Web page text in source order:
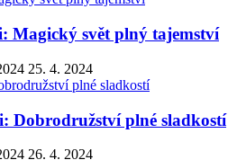
Magický svět plný tajemství
25. 4. 2024
Dobrodružství plné sladkostí
26. 4. 2024